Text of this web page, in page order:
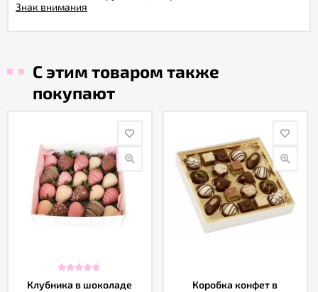
Знак внимания
С этим товаром также
покупают
Клубника в шоколаде
Коробка конфет в